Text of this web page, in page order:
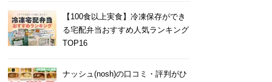
【100食以上実食】冷凍保存ができ
る宅配弁当おすすめ人気ランキング
TOP16
ナッシュ(nosh)の口コミ・評判がひ